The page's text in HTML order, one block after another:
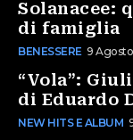
Solanacee:
di famiglia
BENESSERE 9
“Vola”:
di Eduardo
NEW HITS E ALBUM